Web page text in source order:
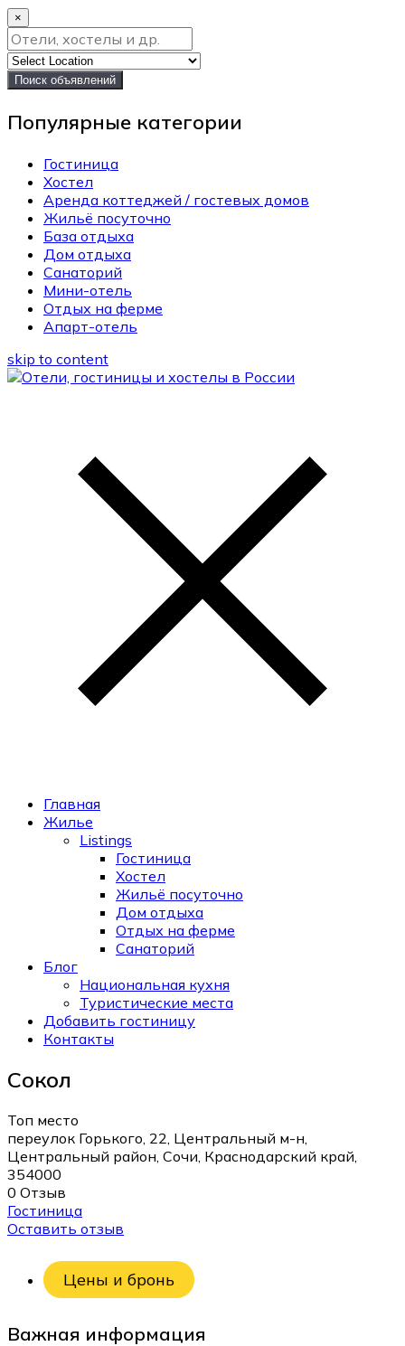
×
Поиск объявлений
Популярные категории
Гостиница
Хостел
Аренда коттеджей / гостевых домов
Жильё посуточно
База отдыха
Дом отдыха
Санаторий
Мини-отель
Отдых на ферме
Апарт-отель
skip to content
Главная
Жилье
Listings
Гостиница
Хостел
Жильё посуточно
Дом отдыха
Отдых на ферме
Санаторий
Блог
Национальная кухня
Туристические места
Добавить гостиницу
Контакты
Сокол
Топ место
переулок Горького, 22, Центральный м-н,
Центральный район, Сочи, Краснодарский край,
354000
0 Отзыв
Гостиница
Оставить отзыв
Цены и бронь
Важная информация